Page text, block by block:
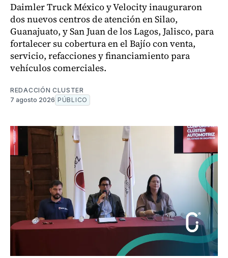
Daimler Truck México y Velocity inauguraron
dos nuevos centros de atención en Silao,
Guanajuato, y San Juan de los Lagos, Jalisco, para
fortalecer su cobertura en el Bajío con venta,
servicio, refacciones y financiamiento para
vehículos comerciales.
REDACCIÓN CLUSTER
7 agosto 2026 PÚBLICO